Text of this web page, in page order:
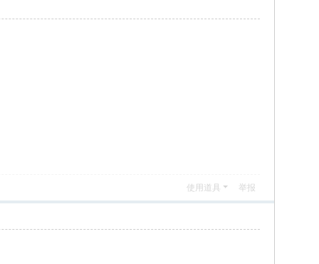
使用道具 举报